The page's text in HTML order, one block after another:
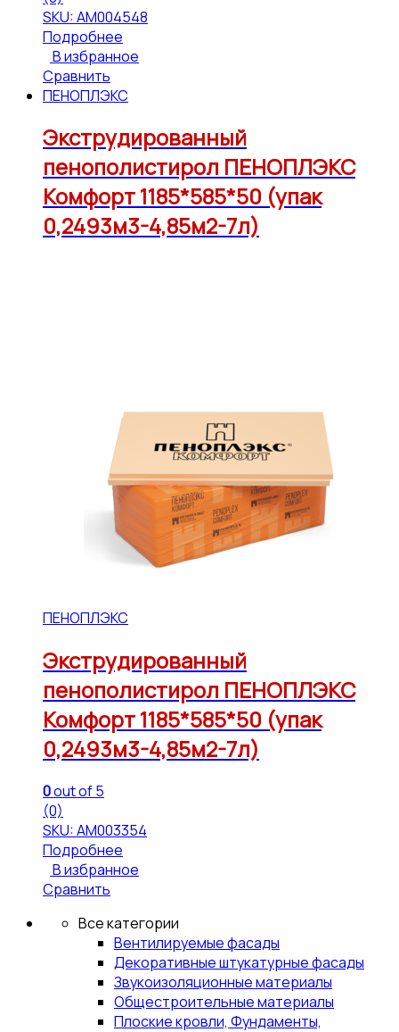
SKU: АМ004548
Подробнее
В избранное
Сравнить
ПЕНОПЛЭКС
Экструдированный
пенополистирол ПЕНОПЛЭКС
Комфорт 1185*585*50 (упак
0,2493м3-4,85м2-7л)
ПЕНОПЛЭКС
Экструдированный
пенополистирол ПЕНОПЛЭКС
Комфорт 1185*585*50 (упак
0,2493м3-4,85м2-7л)
0out of 5
(0)
SKU: АМ003354
Подробнее
В избранное
Сравнить
Все категории
Вентилируемые фасады
Декоративные штукатурные фасады
Звукоизоляционные материалы
Общестроительные материалы
Плоские кровли, Фундаменты,